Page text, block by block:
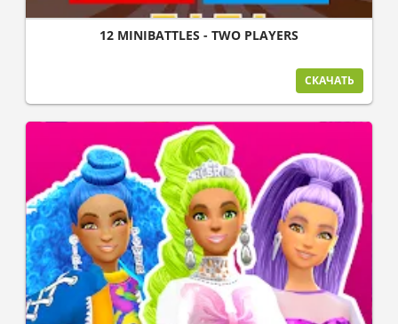
12 MINIBATTLES - TWO PLAYERS
СКАЧАТЬ